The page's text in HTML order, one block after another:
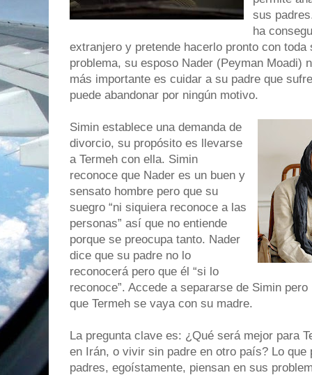
sus
ha
extranjero y pretende hacerlo pronto con
problema, su esposo Nader (Peyman Moadi)
más importante es cuidar a su padre que
puede abandonar por ningún motivo.
Simin establece una demanda de
divorcio, su propósito es llevarse
a Termeh con ella. Simin
reconoce que Nader es un buen y
sensato hombre pero que su
suegro “ni siquiera reconoce a las
personas” así que no entiende
porque se preocupa tanto. Nader
dice que su padre no lo
reconocerá pero que él “si lo
reconoce”. Accede a separarse de Simin
que Termeh se vaya con su madre.
La pregunta clave es: ¿Qué será mejor para
en Irán, o vivir sin padre en otro país? Lo
padres, egoístamente, piensan en sus